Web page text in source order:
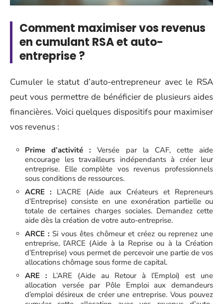
Comment maximiser vos revenus
en cumulant RSA et auto-
entreprise ?
Cumuler le statut d’auto-entrepreneur avec le RSA
peut vous permettre de bénéficier de plusieurs aides
financières. Voici quelques dispositifs pour maximiser
vos revenus :
Prime d’activité : Versée par la CAF, cette aide
encourage les travailleurs indépendants à créer leur
entreprise. Elle complète vos revenus professionnels
sous conditions de ressources.
ACRE : L’ACRE (Aide aux Créateurs et Repreneurs
d’Entreprise) consiste en une exonération partielle ou
totale de certaines charges sociales. Demandez cette
aide dès la création de votre auto-entreprise.
ARCE : Si vous êtes chômeur et créez ou reprenez une
entreprise, l’ARCE (Aide à la Reprise ou à la Création
d’Entreprise) vous permet de percevoir une partie de vos
allocations chômage sous forme de capital.
ARE : L’ARE (Aide au Retour à l’Emploi) est une
allocation versée par Pôle Emploi aux demandeurs
d’emploi désireux de créer une entreprise. Vous pouvez